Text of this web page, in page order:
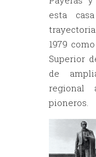
esta
1979
Superior
de
regional
pioneros.